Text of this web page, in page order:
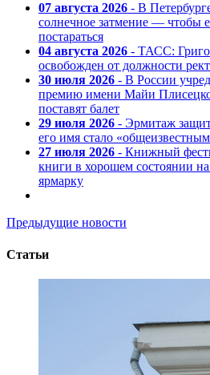
07 августа 2026 - В
солнечное затмение — чтобы
постараться
04 августа 2026 - ТАСС:
освобожден от должности
30 июля 2026 - В России
премию имени Майи
поставят балет
29 июля 2026 - Эрмитаж
его имя стало
27 июля 2026 - Книжный
книги в хорошем состоянии
ярмарку
Предыдущие новости
Статьи